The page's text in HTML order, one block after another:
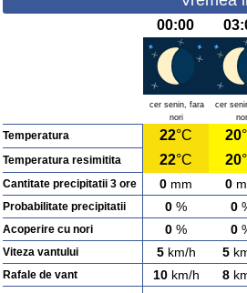
00:00
cer senin, fara
nori
cer
Temperatura 22°C 20
Temperatura resimitita 22°C 20
Cantitate precipitatii 3 ore 0 mm 0
Probabilitate precipitatii 0 % 0
Acoperire cu nori 0 % 0
Viteza vantului 5km/h 5
Rafale de vant 10km/h 8